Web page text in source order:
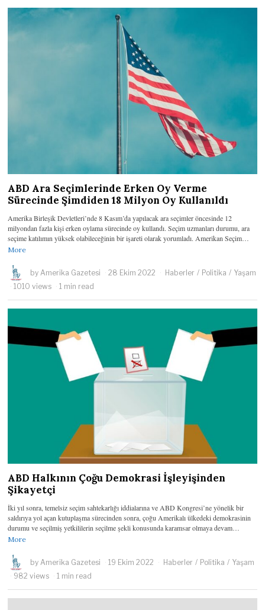
ABD Ara Seçimlerinde Erken Oy Verme
Sürecinde Şimdiden 18 Milyon Oy Kullanıldı
Amerika Birleşik Devletleri’nde 8 Kasım’da yapılacak ara seçimler öncesinde 12
milyondan fazla kişi erken oylama sürecinde oy kullandı. Seçim uzmanları durumu, ara
seçime katılımın yüksek olabileceğinin bir işareti olarak yorumladı. Amerikan Seçim…
More
byAmerika Gazetesi 28 Ekim 2022 Haberler / Politika / Yaşam
1010 views
1 min read
ABD Halkının Çoğu Demokrasi İşleyişinden
Şikayetçi
İki yıl sonra, temelsiz seçim sahtekarlığı iddialarına ve ABD Kongresi’ne yönelik bir
saldırıya yol açan kutuplaşma sürecinden sonra, çoğu Amerikalı ülkedeki demokrasinin
durumu ve seçilmiş yetkililerin seçilme şekli konusunda karamsar olmaya devam…
More
by Amerika Gazetesi 19 Ekim 2022 Haberler / Politika / Yaşam
982 views
1 min read